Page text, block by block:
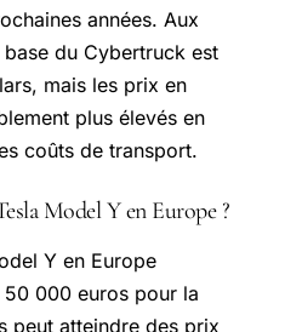
années. Aux
du Cybertruck est
mais les prix en
plus élevés en
coûts de transport.
Model Y en Europe ?
Y en Europe
000 euros pour la
peut atteindre des prix